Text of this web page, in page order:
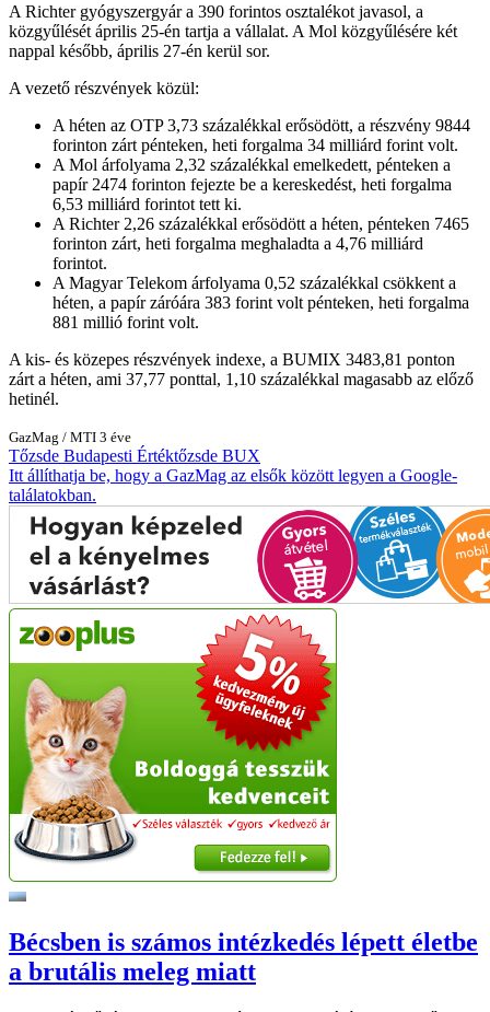
A Richter gyógyszergyár a 390 forintos osztalékot javasol, a
közgyűlését április 25-én tartja a vállalat. A Mol közgyűlésére két
nappal később, április 27-én kerül sor.
A vezető részvények közül:
A héten az OTP 3,73 százalékkal erősödött, a részvény 9844
forinton zárt pénteken, heti forgalma 34 milliárd forint volt.
A Mol árfolyama 2,32 százalékkal emelkedett, pénteken a
papír 2474 forinton fejezte be a kereskedést, heti forgalma
6,53 milliárd forintot tett ki.
A Richter 2,26 százalékkal erősödött a héten, pénteken 7465
forinton zárt, heti forgalma meghaladta a 4,76 milliárd
forintot.
A Magyar Telekom árfolyama 0,52 százalékkal csökkent a
héten, a papír záróára 383 forint volt pénteken, heti forgalma
881 millió forint volt.
A kis- és közepes részvények indexe, a BUMIX 3483,81 ponton
zárt a héten, ami 37,77 ponttal, 1,10 százalékkal magasabb az előző
hetinél.
GazMag / MTI 3 éve
Tőzsde Budapesti Értéktőzsde BUX
Itt állíthatja be, hogy a GazMag az elsők között legyen a Google-
találatokban.
Bécsben is számos intézkedés lépett életbe
a brutális meleg miatt